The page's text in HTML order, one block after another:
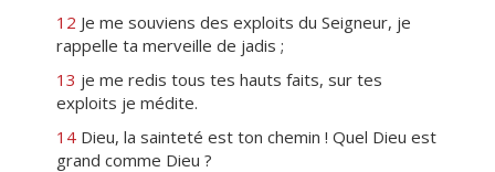
12 Je me souviens des exploits du Seigneur, je
rappelle ta merveille de jadis ;
13 je me redis tous tes hauts faits, sur tes
exploits je médite.
14 Dieu, la sainteté est ton chemin ! Quel Dieu est
grand comme Dieu ?